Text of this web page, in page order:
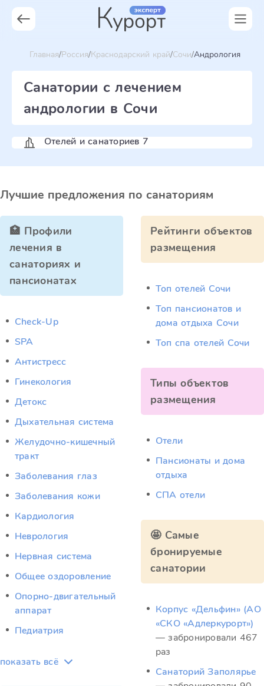
Главная Россия Краснодарский край Сочи Андрология
Санатории с лечением
андрологии в Сочи
Отелей и санаториев 7
Лучшие предложения по санаториям
🏥 Профили
лечения в
санаториях и
пансионатах
Check-Up
SPA
Антистресс
Гинекология
Детокс
Дыхательная система
Желудочно-кишечный
тракт
Заболевания глаз
Заболевания кожи
Кардиология
Неврология
Нервная система
Общее оздоровление
Опорно-двигательный
аппарат
Педиатрия
показать всё
Рейтинги объектов
размещения
Топ отелей Сочи
Топ пансионатов и
дома отдыха Сочи
Топ спа отелей Сочи
Типы объектов
размещения
Отели
Пансионаты и дома
отдыха
СПА отели
🤩 Самые
бронируемые
санатории
Корпус «Дельфин» (АО
«СКО «Адлеркурорт»)
— забронировали 467
раз
Санаторий Заполярье